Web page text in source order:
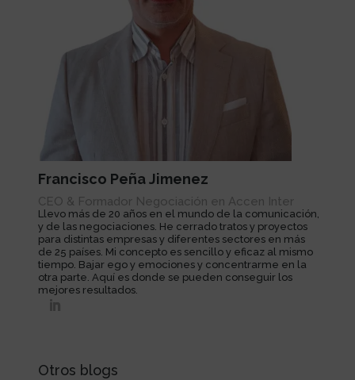
Francisco Peña Jimenez
CEO & Formador Negociación en Accen Inter
Llevo más de 20 años en el mundo de la comunicación,
y de las negociaciones. He cerrado tratos y proyectos
para distintas empresas y diferentes sectores en más
de 25 países. Mi concepto es sencillo y eficaz al mismo
tiempo. Bajar ego y emociones y concentrarme en la
otra parte. Aquí es donde se pueden conseguir los
mejores resultados.
Otros blogs